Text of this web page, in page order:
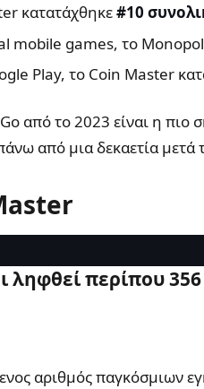
κατατάχθηκε#10
mobile games, το
Play, το Coin Master
από το 2023 είναι η πιο
από μια δεκαετία
ληφθεί περίπου
αριθμός παγκόσμιων